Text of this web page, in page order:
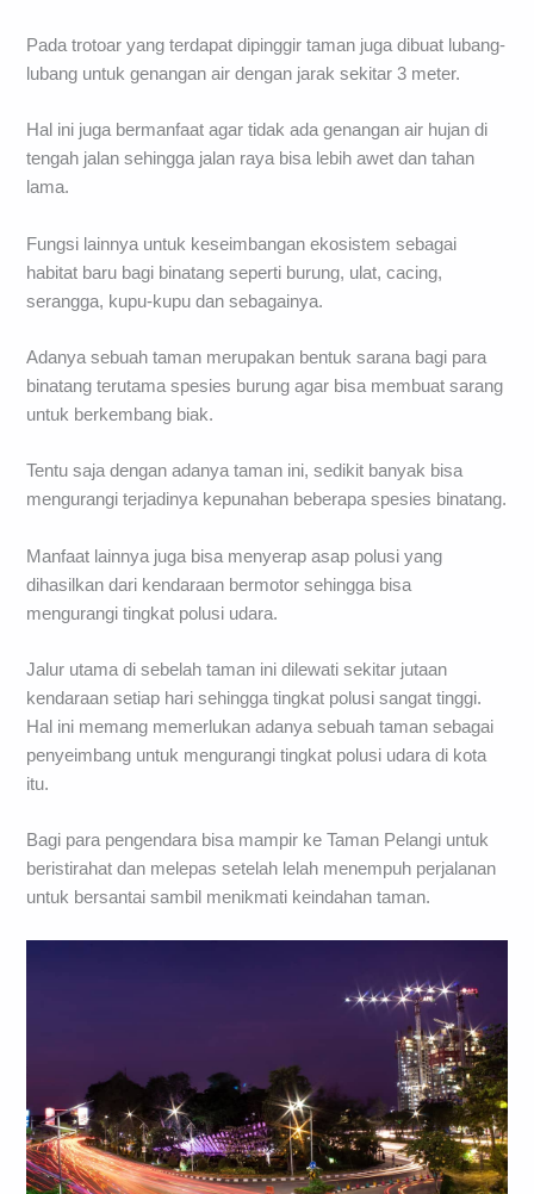
Pada trotoar yang terdapat dipinggir taman juga dibuat lubang-
lubang untuk genangan air dengan jarak sekitar 3 meter.
Hal ini juga bermanfaat agar tidak ada genangan air hujan di
tengah jalan sehingga jalan raya bisa lebih awet dan tahan
lama.
Fungsi lainnya untuk keseimbangan ekosistem sebagai
habitat baru bagi binatang seperti burung, ulat, cacing,
serangga, kupu-kupu dan sebagainya.
Adanya sebuah taman merupakan bentuk sarana bagi para
binatang terutama spesies burung agar bisa membuat sarang
untuk berkembang biak.
Tentu saja dengan adanya taman ini, sedikit banyak bisa
mengurangi terjadinya kepunahan beberapa spesies binatang.
Manfaat lainnya juga bisa menyerap asap polusi yang
dihasilkan dari kendaraan bermotor sehingga bisa
mengurangi tingkat polusi udara.
Jalur utama di sebelah taman ini dilewati sekitar jutaan
kendaraan setiap hari sehingga tingkat polusi sangat tinggi.
Hal ini memang memerlukan adanya sebuah taman sebagai
penyeimbang untuk mengurangi tingkat polusi udara di kota
itu.
Bagi para pengendara bisa mampir ke Taman Pelangi untuk
beristirahat dan melepas setelah lelah menempuh perjalanan
untuk bersantai sambil menikmati keindahan taman.